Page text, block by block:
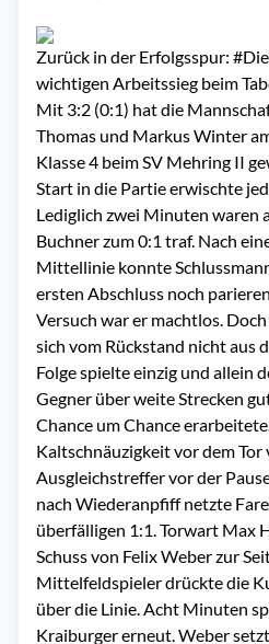
Zurück in der Erfolgsspur:
wichtigen Arbeitssieg beim
Mit 3:2 (0:1) hat die
Thomas und Markus Winter
Klasse 4 beim SV Mehring II
Start in die Partie erwischte
Lediglich zwei Minuten waren
Buchner zum 0:1 traf. Nach
Mittellinie konnte
ersten Abschluss noch
Versuch war er machtlos.
sich vom Rückstand nicht aus
Folge spielte einzig und allein
Gegner über weite Strecken
Chance um Chance
Kaltschnäuzigkeit vor dem
Ausgleichstreffer vor der
nach Wiederanpfiff netzte
überfälligen 1:1. Torwart Max
Schuss von Felix Weber zur
Mittelfeldspieler drückte die
über die Linie. Acht Minuten
Kraiburger erneut. Weber